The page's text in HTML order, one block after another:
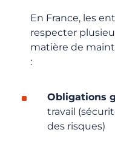
En France, les
respecter
matière de
:
Obligations
travail
des risques)